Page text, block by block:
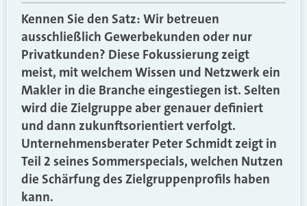
Kennen Sie den Satz: Wir betreuen
ausschließlich Gewerbekunden oder nur
Privatkunden? Diese Fokussierung zeigt
meist, mit welchem Wissen und Netzwerk ein
Makler in die Branche eingestiegen ist. Selten
wird die Zielgruppe aber genauer definiert
und dann zukunftsorientiert verfolgt.
Unternehmensberater Peter Schmidt zeigt in
Teil 2 seines Sommerspecials, welchen Nutzen
die Schärfung des Zielgruppenprofils haben
kann.